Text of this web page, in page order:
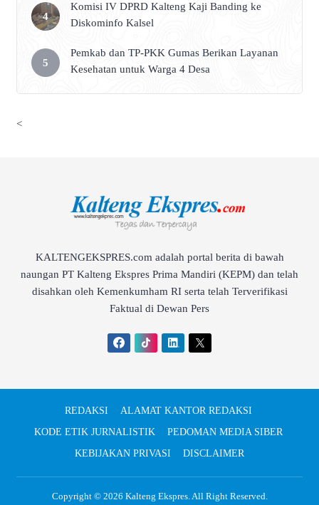
Komisi IV DPRD Kalteng Kaji Banding ke
Diskominfo Kalsel
Pemkab dan TP-PKK Gumas Berikan Layanan
Kesehatan untuk Warga 4 Desa
<
KALTENGEKSPRES.com adalah portal berita di bawah
naungan PT Kalteng Ekspres Prima Mandiri (KEPM) dan telah
disahkan oleh Kemenkumham RI serta telah Terverifikasi
Faktual di Dewan Pers
REDAKSI
ALAMAT KANTOR REDAKSI
KODE ETIK JURNALISTIK
PEDOMAN MEDIA SIBER
KEBIJAKAN PRIVASI
DISCLAIMER
Copyright © 2026 Kalteng Ekspres. All Right Reserved.